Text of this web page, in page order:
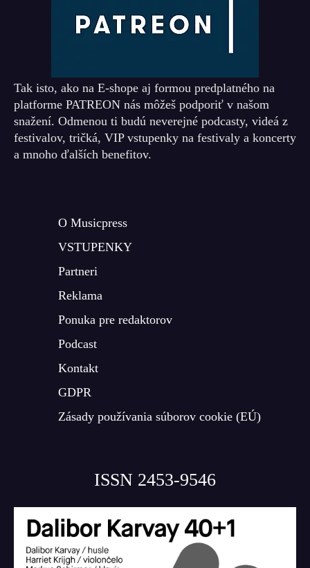
Tak isto, ako na E-shope aj formou predplatného na
platforme PATREON nás môžeš podporiť v našom
snažení. Odmenou ti budú neverejné podcasty, videá z
festivalov, tričká, VIP vstupenky na festivaly a koncerty
a mnoho ďalších benefitov.
O Musicpress
VSTUPENKY
Partneri
Reklama
Ponuka pre redaktorov
Podcast
Kontakt
GDPR
Zásady používania súborov cookie (EÚ)
ISSN 2453-9546